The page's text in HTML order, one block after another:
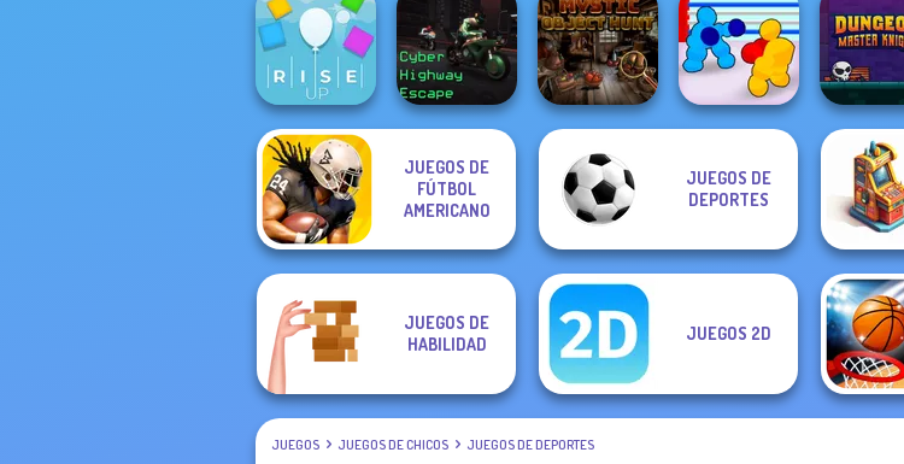
Rise Up
Cyber Highway
Escape
Mystic Object
Hunt
Boxing Gang
Stars
Dungeon
Knight
JUEGOS DE
FÚTBOL
AMERICANO
JUEGOS DE
DEPORTES
JUEGOS DE
HABILIDAD
JUEGOS 2D
JUEGOS JUEGOS DE CHICOS JUEGOS DE DEPORTES